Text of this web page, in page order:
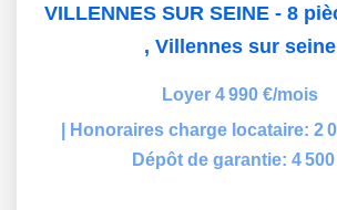
, Villennes sur seine
Loyer 4 990 €/mois
Honoraires charge locataire: 2
Dépôt de garantie: 4 500